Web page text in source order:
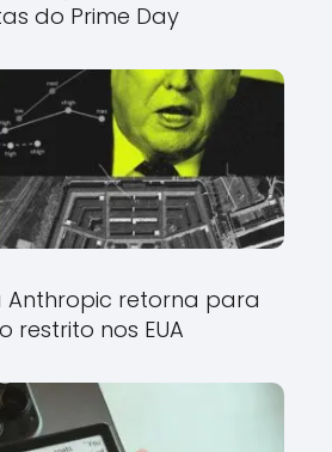
do Prime Day
Anthropic retorna para
restrito nos EUA